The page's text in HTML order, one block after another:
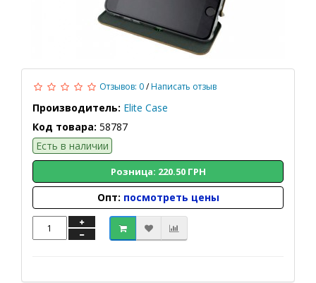
Отзывов: 0/Написать отзыв
Производитель: Elite Case
Код товара: 58787
Есть в наличии
Розница: 220.50 ГРН
Опт: посмотреть цены